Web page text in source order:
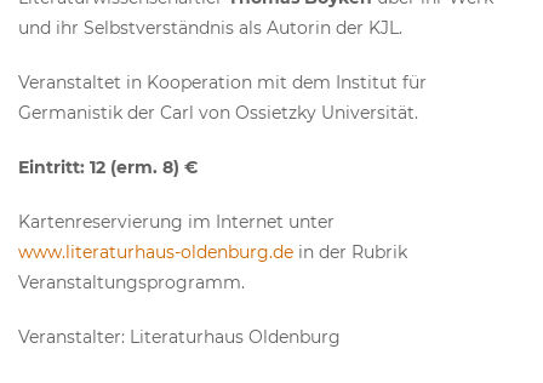
und ihr Selbstverständnis als Autorin der KJL.
Veranstaltet in Kooperation mit dem Institut für
Germanistik der Carl von Ossietzky Universität.
Eintritt: 12 (erm. 8) €
Kartenreservierung im Internet unter
www.literaturhaus-oldenburg.de in der Rubrik
Veranstaltungsprogramm.
Veranstalter: Literaturhaus Oldenburg